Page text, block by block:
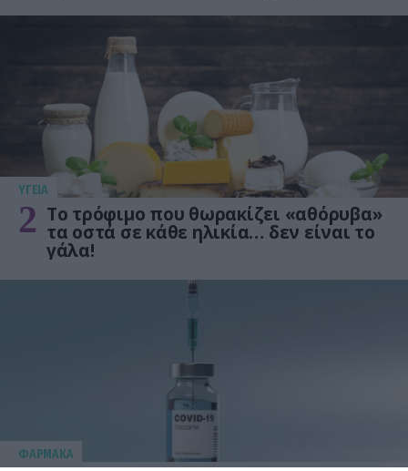
ΥΓΕΙΑ
2 Το τρόφιμο που θωρακίζει «αθόρυβα»
τα οστά σε κάθε ηλικία… δεν είναι το
γάλα!
ΦΑΡΜΑΚΑ